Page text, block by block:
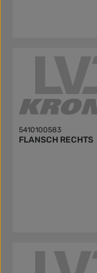
5410100583
FLANSCH RECHTS